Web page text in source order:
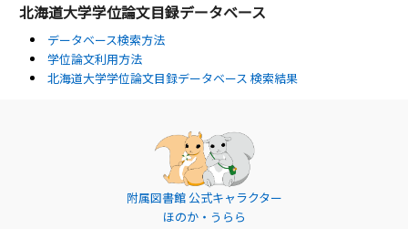
北海道大学学位論文目録データベース
データベース検索方法
学位論文利用方法
北海道大学学位論文目録データベース 検索結果
附属図書館 公式キャラクター
ほのか・うらら